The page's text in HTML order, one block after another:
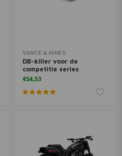
VANCE & HINES
DB-killer voor de
competitie series
€54,53